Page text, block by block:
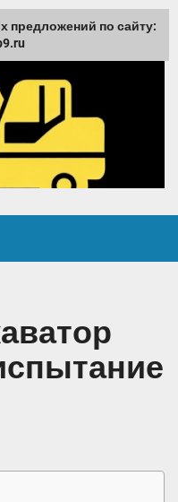
предложений по сайту: